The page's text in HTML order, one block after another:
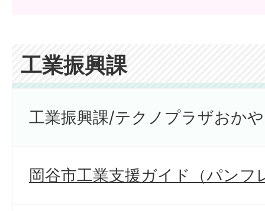
工業振興課
工業振興課/テクノプラザおかや
岡谷市工業支援ガイド（パンフ